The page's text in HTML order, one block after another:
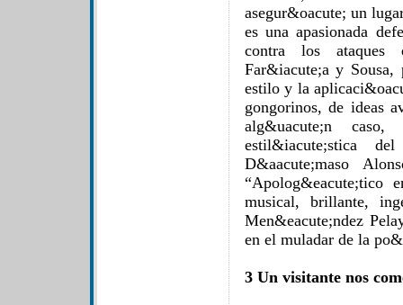
asegur&oacute; un
es una apasionada
contra los ataques
Far&iacute;a y
estilo y la
gongorinos, de ideas
alg&uacute;n
estil&iacute;stica
D&aacute;maso
“Apolog&eacute;tico
musical, brillante,
Men&eacute;ndez
en el muladar de la
3 Un visitante nos